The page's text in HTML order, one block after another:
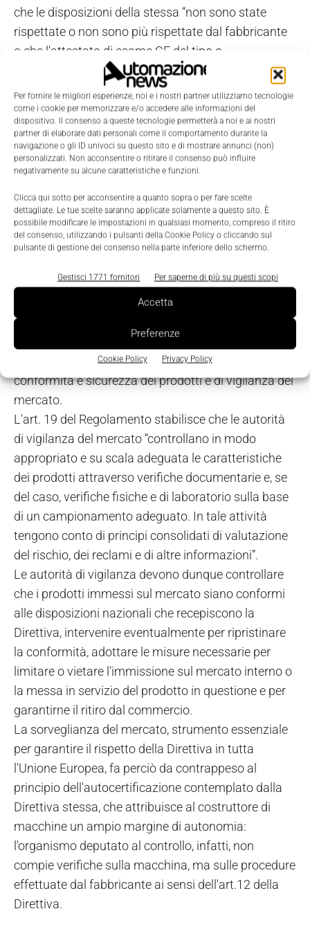
Per fornire le migliori esperienze, noi e i nostri partner utilizziamo tecnologie
come i cookie per memorizzare e/o accedere alle informazioni del
dispositivo. Il consenso a queste tecnologie permetterà a noi e ai nostri
partner di elaborare dati personali come il comportamento durante la
navigazione o gli ID univoci su questo sito e di mostrare annunci (non)
personalizzati. Non acconsentire o ritirare il consenso può influire
negativamente su alcune caratteristiche e funzioni.
Clicca qui sotto per acconsentire a quanto sopra o per fare scelte
dettagliate. Le tue scelte saranno applicate solamente a questo sito. È
possibile modificare le impostazioni in qualsiasi momento, compreso il ritiro
del consenso, utilizzando i pulsanti della Cookie Policy o cliccando sul
pulsante di gestione del consenso nella parte inferiore dello schermo.
Gestisci 1771 fornitori Per saperne di più su questi scopi
Accetta
Preferenze
Cookie Policy Privacy Policy
che le disposizioni della stessa “non sono state
rispettate o non sono più rispettate dal fabbricante
o che l'attestato di esame CE del tipo o
l'approvazione del sistema di garanzia qualità totale
non avrebbero dovuto essere rilasciati”, sospendono
o ritirano il certificato o l'approvazione o lo
sottopongono a limitazioni, indicando i motivi
dettagliati, a meno che il rispetto delle disposizioni
sia assicurato mediante l'attuazione delle misure
In Italia il Regolamento 765/2008 ha trovato
attuazione con il decreto interministeriale
pubblicato nella Gazzetta Ufficiale del 25 gennaio
Accredia, ente unico nazionale di accreditamento
nato dalla fusione di Sinal e Sincert, è stato
designato quale unico organismo nazionale
autorizzato a svolgere attività di accreditamento dei
soggetti preposti alla certificazione di qualità,
conformità e sicurezza dei prodotti e di vigilanza del
mercato.
L'art. 19 del Regolamento stabilisce che le autorità
di vigilanza del mercato “controllano in modo
appropriato e su scala adeguata le caratteristiche
dei prodotti attraverso verifiche documentarie e, se
del caso, verifiche fisiche e di laboratorio sulla base
di un campionamento adeguato. In tale attività
tengono conto di principi consolidati di valutazione
del rischio, dei reclami e di altre informazioni”.
Le autorità di vigilanza devono dunque controllare
che i prodotti immessi sul mercato siano conformi
alle disposizioni nazionali che recepiscono la
Direttiva, intervenire eventualmente per ripristinare
la conformità, adottare le misure necessarie per
limitare o vietare l'immissione sul mercato interno o
la messa in servizio del prodotto in questione e per
garantirne il ritiro dal commercio.
La sorveglianza del mercato, strumento essenziale
per garantire il rispetto della Direttiva in tutta
l'Unione Europea, fa perciò da contrappeso al
principio dell'autocertificazione contemplato dalla
Direttiva stessa, che attribuisce al costruttore di
macchine un ampio margine di autonomia:
l'organismo deputato al controllo, infatti, non
compie verifiche sulla macchina, ma sulle procedure
effettuate dal fabbricante ai sensi dell'art.12 della
Direttiva.